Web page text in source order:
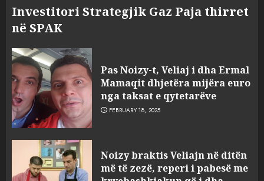
Investitori Strategjik Gaz Paja thirret
në SPAK
Pas Noizy-t, Veliaj i dha Ermal
Mamaqit dhjetëra mijëra euro
nga taksat e qytetarëve
FEBRUARY 18, 2025
Noizy braktis Veliajn në ditën
më të zezë, reperi i pabesë me
sulmuan “One Albania”,
ngjarja u fsheh. A u vodhën